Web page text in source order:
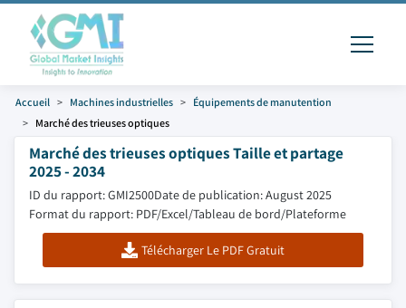
Accueil Machines industrielles
Équipements de manutention
Marché des trieuses optiques
Marché des trieuses optiques Taille et partage
2025 - 2034
ID du rapport: GMI2500Date de publication: August 2025
Format du rapport: PDF/Excel/Tableau de bord/Plateforme
Télécharger Le PDF Gratuit